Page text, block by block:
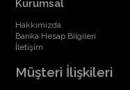
Kurumsal
Hakkımızda
Banka Hesap Bilgileri
İletişim
Müşteri İlişkileri